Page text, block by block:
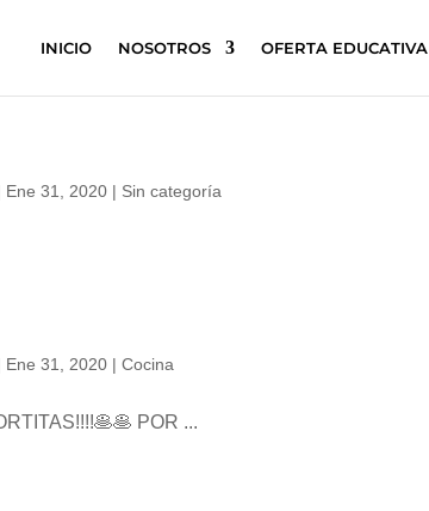
INICIO NOSOTROS OFERTA EDUCATIVA
Ene 31, 2020 | Sin categoría
Ene 31, 2020 |Cocina
POR ...